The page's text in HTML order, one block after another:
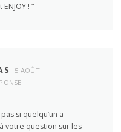
! “
5 AOÛT
si quelqu’un a
votre question sur les